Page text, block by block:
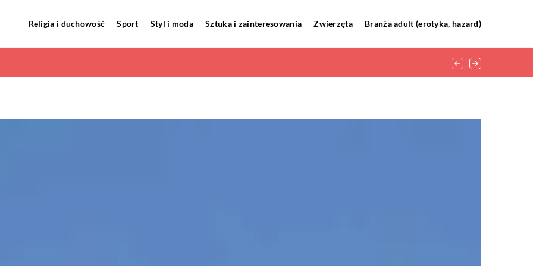
Religia i duchowość Sport Styl i moda Sztuka i zainteresowania Zwierzęta Branża adult (erotyka, hazard)
potrzebuje generalnego remontu?